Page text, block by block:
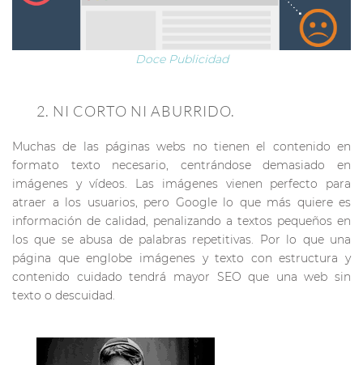
Doce Publicidad
2. NI CORTO NI ABURRIDO.
Muchas de las páginas webs no tienen el contenido en
formato texto necesario, centrándose demasiado en
imágenes y vídeos. Las imágenes vienen perfecto para
atraer a los usuarios, pero Google lo que más quiere es
información de calidad, penalizando a textos pequeños en
los que se abusa de palabras repetitivas. Por lo que una
página que englobe imágenes y texto con estructura y
contenido cuidado tendrá mayor SEO que una web sin
texto o descuidad.